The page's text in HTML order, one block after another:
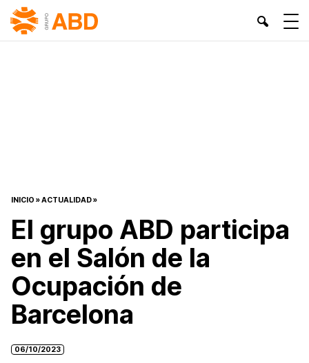
INICIO »ACTUALIDAD»
El grupo ABD participa
en el Salón de la
Ocupación de
Barcelona
06/10/2023